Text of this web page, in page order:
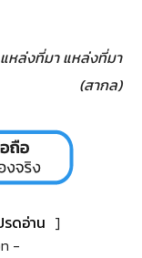
แหล่งที่มา แหล่งที่มา
(สากล)
รดอ่าน ]
-